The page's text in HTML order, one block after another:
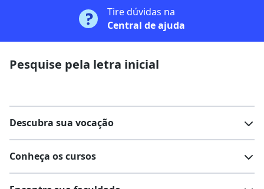
Tire dúvidas na
Central de ajuda
Pesquise pela letra inicial
Descubra sua vocação
Conheça os cursos